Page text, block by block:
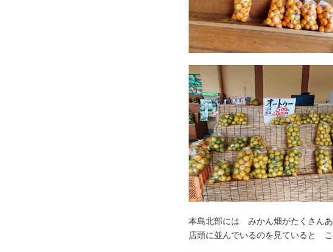
本島北部には みかん畑がたくさんあ
店頭に並んでいるのを見ていると こ